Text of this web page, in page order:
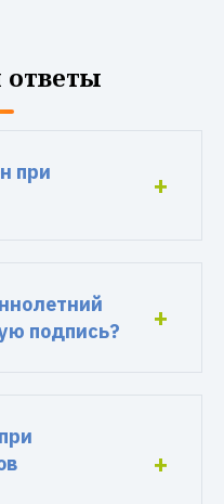
при
подпись?